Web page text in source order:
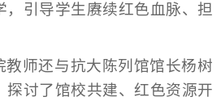
，引导学生赓续红色血脉、担
教师还与抗大陈列馆馆长杨树
探讨了馆校共建、红色资源开